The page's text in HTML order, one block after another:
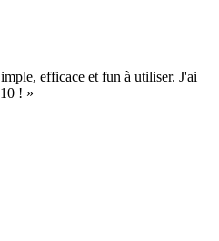
efficace et fun à utiliser. J'ai
! »